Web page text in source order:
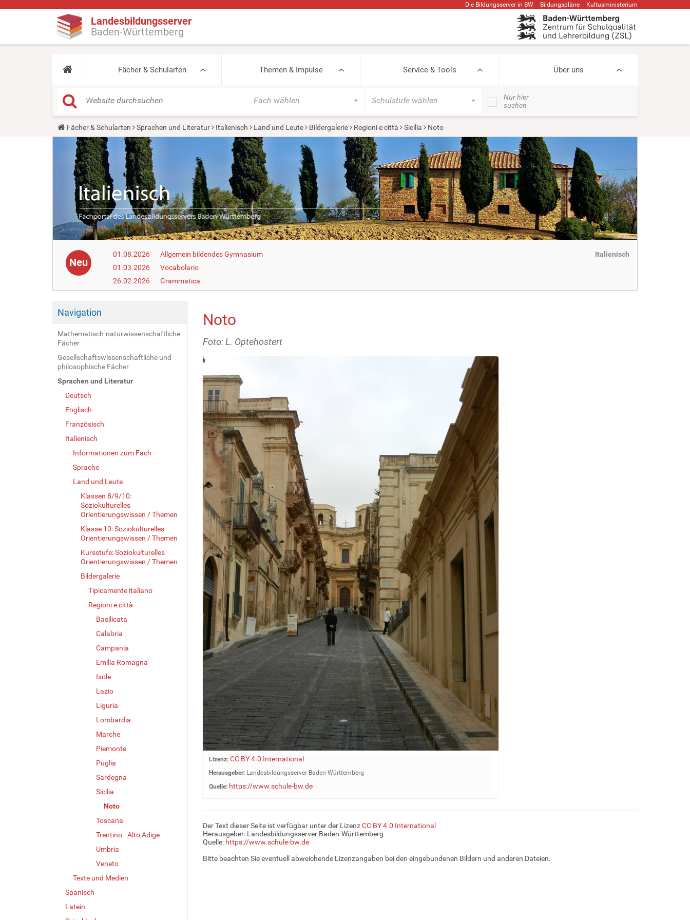
Die Bildungsserver in BW Bildungspläne Kultusministerium
Landesbildungsserver
Baden-Württemberg
Fächer & Schularten Themen & Impulse Service & Tools Über uns
Fach wählen Schulstufe wählen
Nur hier
suchen
Y
o
Fächer & Schularten Sprachen und Literatur Italienisch Land und Leute Bildergalerie Regioni e città Sicilia Noto
Neu
01.08.2026
Allgemein bildendes Gymnasium
01.03.2026
Vocabolario
26.02.2026
Grammatica
Italienisch
Navigation
Mathematisch-naturwissenschaftliche
Fächer
Gesellschaftswissenschaftliche und
philosophische Fächer
Sprachen und Literatur
Deutsch
Englisch
Französisch
Italienisch
Informationen zum Fach
Sprache
Land und Leute
Klassen 8/9/10:
Soziokulturelles
Orientierungswissen / Themen
Klasse 10: Soziokulturelles
Orientierungswissen / Themen
Kursstufe: Soziokulturelles
Orientierungswissen / Themen
Bildergalerie
Tipicamente italiano
Regioni e città
Basilicata
Calabria
Campania
Emilia Romagna
Isole
Lazio
Liguria
Lombardia
Marche
Piemonte
Puglia
Sardegna
Sicilia
Noto
Toscana
Trentino - Alto Adige
Umbria
Veneto
Texte und Medien
Spanisch
Latein
Noto
Foto: L. Optehostert
Z
g
e
B
l
d
n
Lizenz: CC BY 4.0 International
Herausgeber:Landesbildungsserver Baden-Württemberg
Quelle: https://www.schule-bw.de
Der Text dieser Seite ist verfügbar unter der LizenzCC BY 4.0 International
Herausgeber: Landesbildungsserver Baden-Württemberg
Quelle: https://www.schule-bw.de
Bitte beachten Sie eventuell abweichende Lizenzangaben bei den eingebundenen Bildern und anderen Dateien.